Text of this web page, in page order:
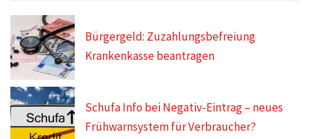
Bürgergeld: Zuzahlungsbefreiung
Krankenkasse beantragen
Schufa Info bei Negativ-Eintrag – neues
Frühwarnsystem für Verbraucher?